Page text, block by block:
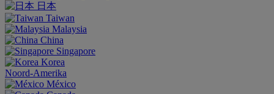
日本
Taiwan
Malaysia
China
Singapore
Korea
Noord-Amerika
México